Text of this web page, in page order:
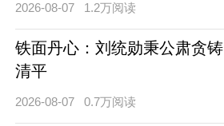
2026-08-07 1.2万阅读
铁面丹心：刘统勋秉公肃贪铸
清平
2026-08-07 0.7万阅读